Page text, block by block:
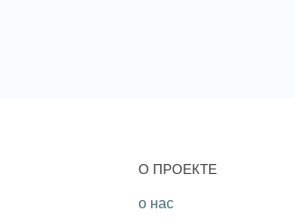
O ПРОЕКТЕ
о нас